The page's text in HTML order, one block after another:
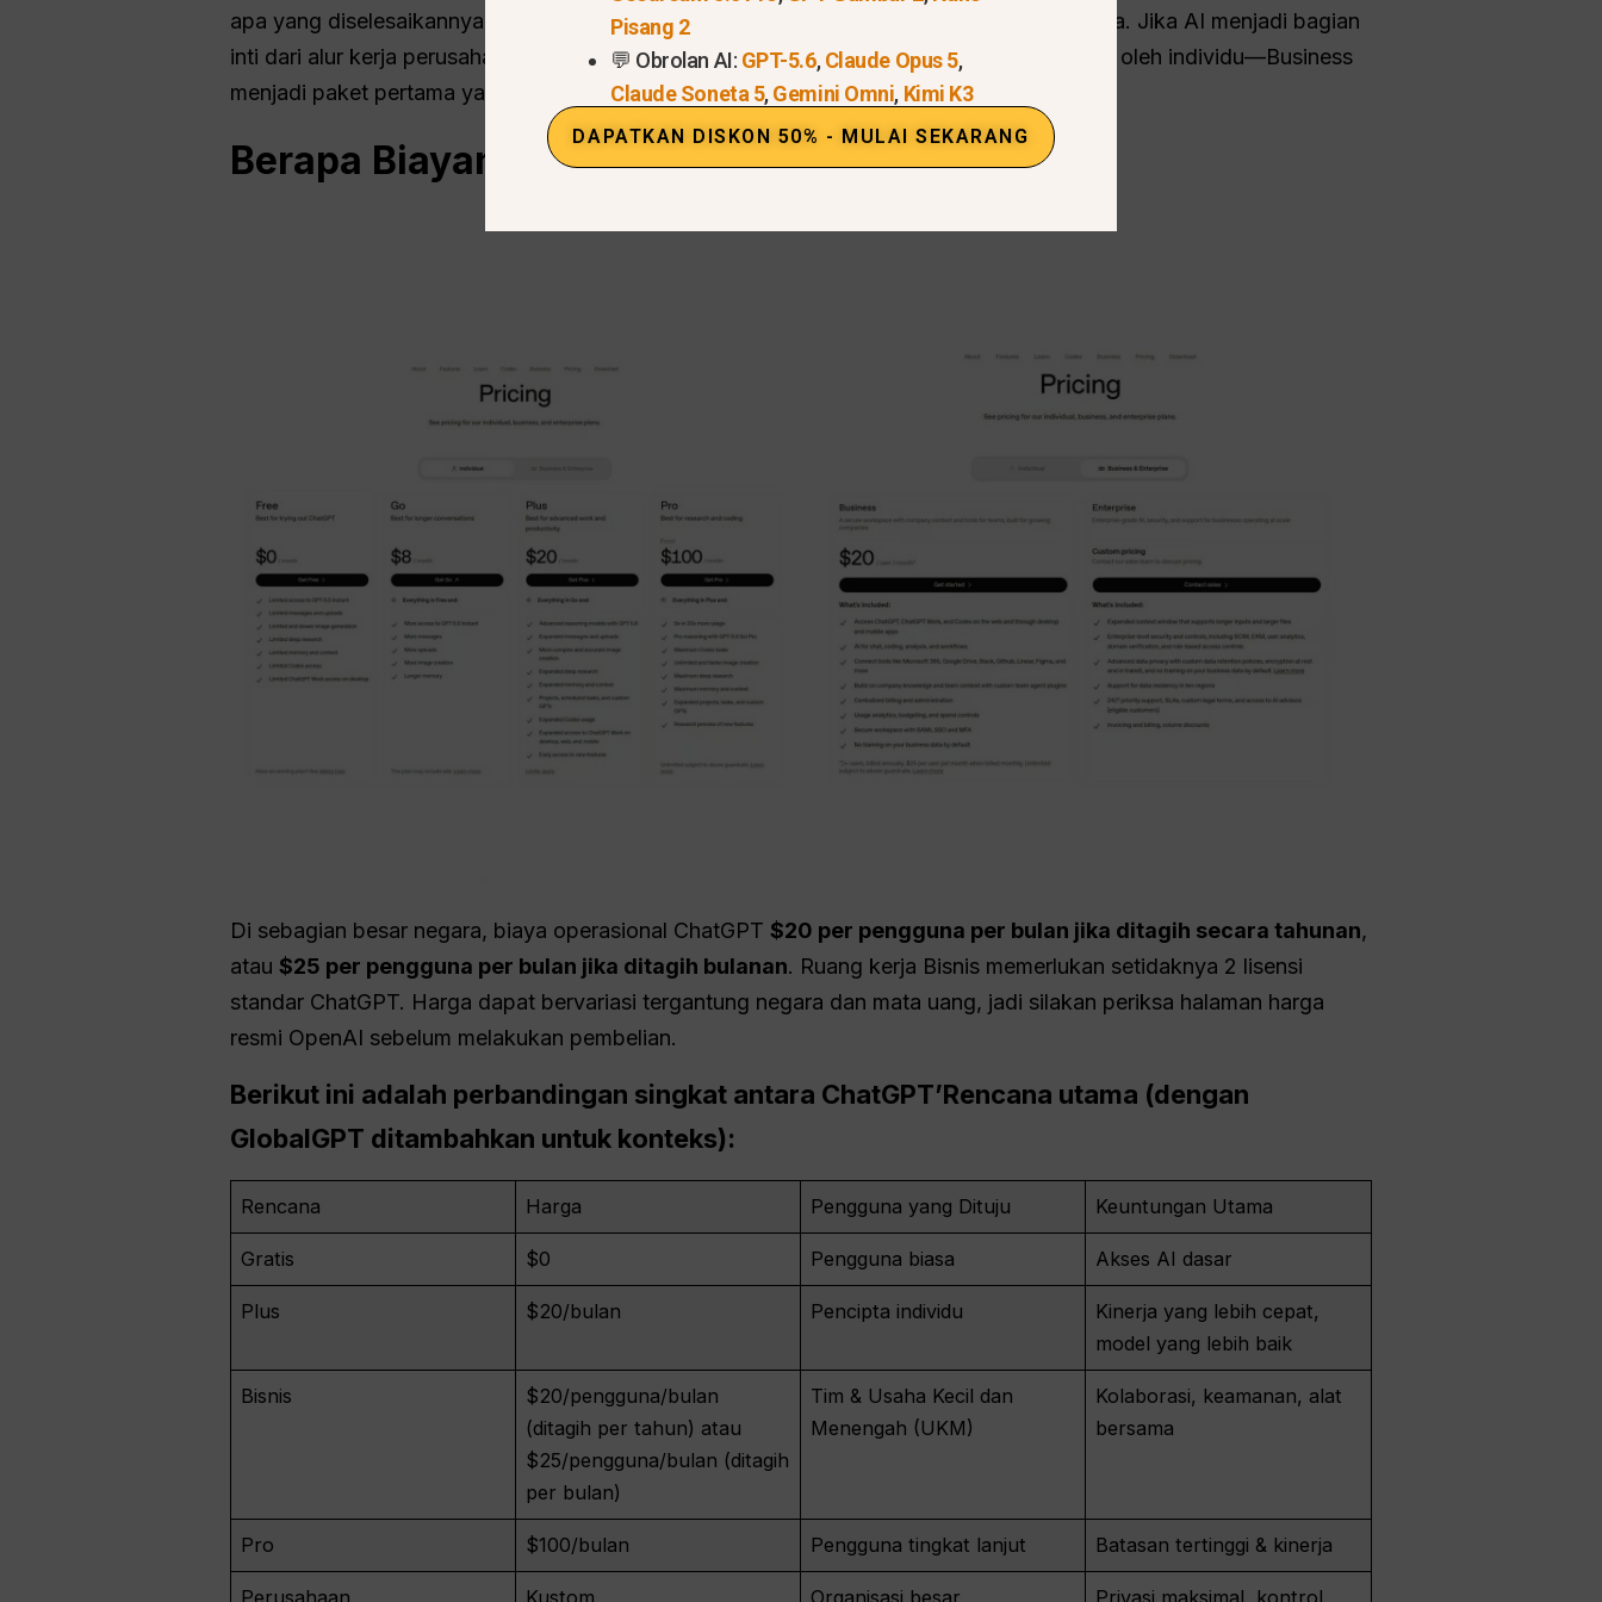
apa yang diselesaikannya, dan apakah kemampuannya sesuai dengan kebutuhan tim Anda. Jika AI menjadi bagian
inti dari alur kerja perusahaan Anda—bukan hanya sesuatu yang digunakan secara pribadi oleh individu—Business
menjadi paket pertama yang benar-benar sesuai dengan persyaratan tersebut.
Berapa Biayanya?ChatGPTBiaya Bisnis?
Di sebagian besar negara, biaya operasional ChatGPT $20 per pengguna per bulan jika ditagih secara tahunan,
atau $25 per pengguna per bulan jika ditagih bulanan. Ruang kerja Bisnis memerlukan setidaknya 2 lisensi
standar ChatGPT. Harga dapat bervariasi tergantung negara dan mata uang, jadi silakan periksa halaman harga
resmi OpenAI sebelum melakukan pembelian.
Berikut ini adalah perbandingan singkat antara ChatGPT’Rencana utama (dengan
GlobalGPT ditambahkan untuk konteks):
Rencana Harga Pengguna yang Dituju Keuntungan Utama
Gratis $0 Pengguna biasa Akses AI dasar
Plus $20/bulan Pencipta individu
Kinerja yang lebih cepat,
model yang lebih baik
Bisnis
$20/pengguna/bulan
(ditagih per tahun) atau
$25/pengguna/bulan (ditagih
per bulan)
Tim & Usaha Kecil dan
Menengah (UKM)
Kolaborasi, keamanan, alat
bersama
Pro $100/bulan Pengguna tingkat lanjut Batasan tertinggi & kinerja
Pisang 2
💬 Obrolan AI: GPT-5.6,Claude Opus 5,
Claude Soneta 5,Gemini Omni, Kimi K3
DAPATKAN DISKON 50% - MULAI SEKARANG